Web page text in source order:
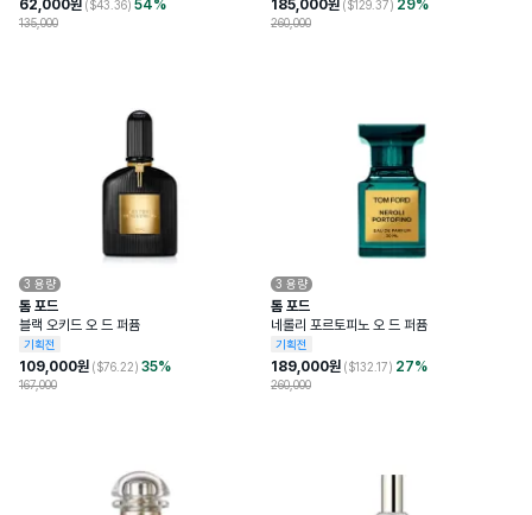
62,000원 ($43.36) 54%
135,000
185,000원 ($129.37) 29%
260,000
3 용량
톰 포드
블랙 오키드 오 드 퍼퓸
기획전
109,000원 ($76.22) 35%
167,000
3 용량
톰 포드
네롤리 포르토피노 오 드 퍼퓸
기획전
189,000원 ($132.17) 27%
260,000